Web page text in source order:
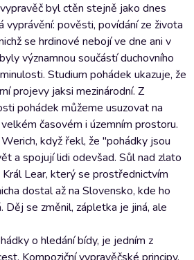
byl ctěn stejně jako dnes
vyprávění: pověsti, povídání ze života
se hrdinové nebojí ve dne ani v
významnou součástí duchovního
Studium pohádek ukazuje, že
projevy jaksi mezinárodní. Z
pohádek můžeme usuzovat na
časovém i územním prostoru.
když řekl, že "pohádky jsou
a spojují lidi odevšad. Sůl nad zlato
Lear, který se prostřednictvím
dostal až na Slovensko, kde ho
Děj se změnil, zápletka je jiná, ale
o hledání bídy, je jedním z